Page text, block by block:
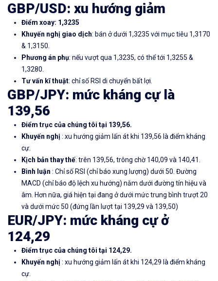
GBP/USD: xu hướng giảm
Điểm xoay: 1,3235
Khuyến nghị giao dịch: bán ở dưới 1,3235 với mục tiêu 1,3170
& 1,3150.
Phương án phụ: nếu vượt qua 1,3235, có thể tới 1,3255 &
1,3280.
Tư vấn kĩ thuật: chỉ số RSI di chuyển bất lợi.
GBP/JPY: mức kháng cự là
139,56
Điểm trục của chúng tôi tại 139,56.
Khuyến nghị : xu hướng giảm lấn át khi 139,56 là điểm kháng
cự.
Kịch bản thay thế: trên 139,56, trông chờ 140,09 và 140,41.
Bình luận : Chỉ số RSI (chỉ báo xung lượng) dưới 50. Đường
MACD (chỉ báo độ lệch xu hướng) nằm dưới đường tín hiệu và
âm. Hơn nữa, giá hiện tại đang ở dưới mức trung bình trượt 20
và dưới mức 50 (đứng lần lượt tại 139,29 và 139,50)
EUR/JPY: mức kháng cự ở
124,29
Điểm trục của chúng tôi tại 124,29.
Khuyến nghị : xu hướng giảm lấn át khi 124,29 là điểm kháng
cự.